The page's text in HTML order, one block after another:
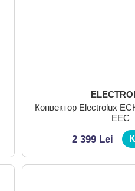
Конвектор Electrolux
EEC
2 399 Lei